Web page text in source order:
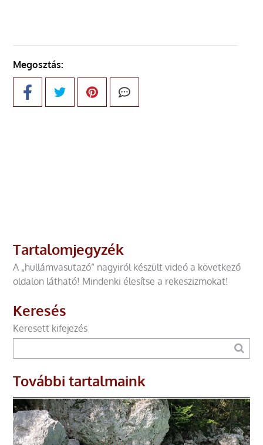
Megosztás:
Tartalomjegyzék
A „hullámvasutazó” nagyiról készült videó a következő
oldalon látható! Mindenki élesítse a rekeszizmokat!
Keresés
Keresett kifejezés
További tartalmaink